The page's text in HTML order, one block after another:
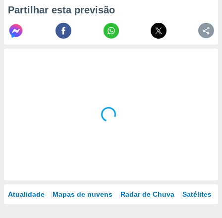
Partilhar esta previsão
Atualidade Mapas de nuvens Radar de Chuva Satélites